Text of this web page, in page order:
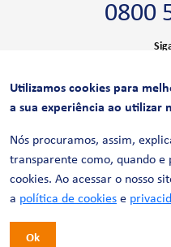
0800
Utilizamos cookies para
a sua experiência ao utilizar
Nós procuramos, assim,
transparente como, quando e
cookies. Ao acessar o nosso
a política de cookies e
Ok